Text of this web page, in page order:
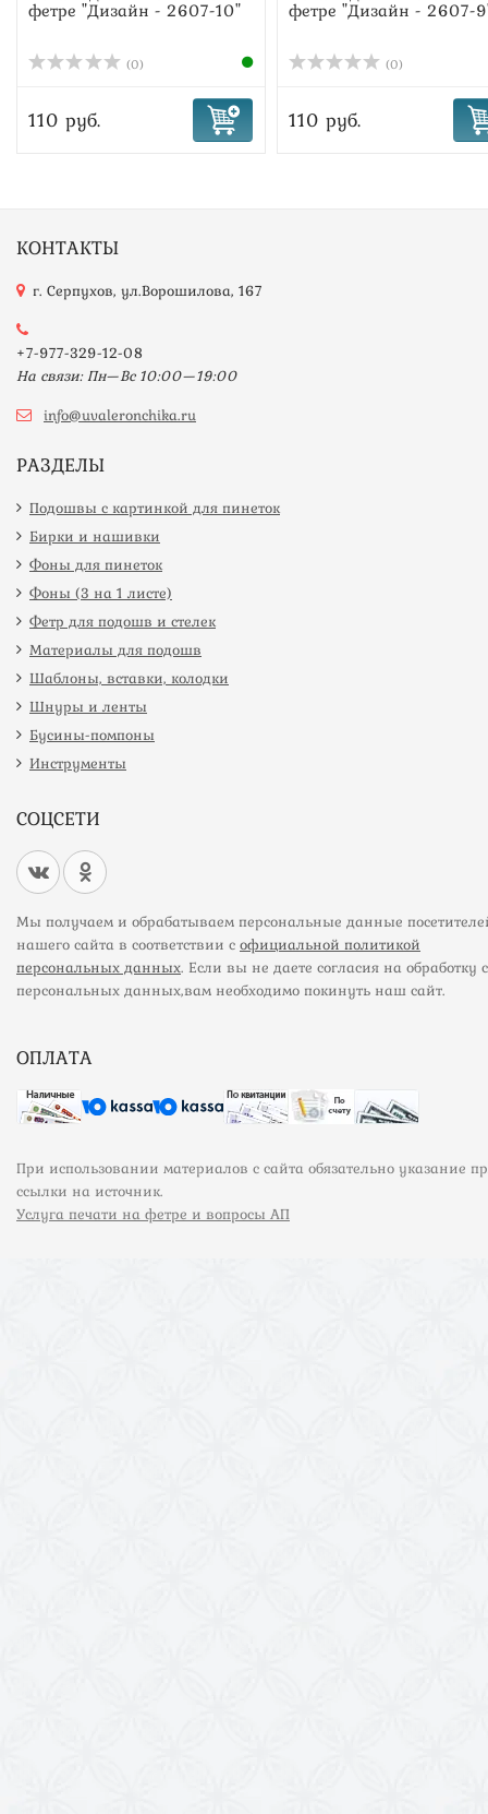
фетре "Дизайн - 2607-10"
(0)
110 руб.
фетре "Дизайн - 2607-
(0)
110 руб.
КОНТАКТЫ
г. Серпухов, ул.Ворошилова, 167
+7-977-329-12-08
На связи: Пн—Вс 10:00—19:00
info@uvaleronchika.ru
РАЗДЕЛЫ
Подошвы с картинкой для пинеток
Бирки и нашивки
Фоны для пинеток
Фоны (3 на 1 листе)
Фетр для подошв и стелек
Материалы для подошв
Шаблоны, вставки, колодки
Шнуры и ленты
Бусины-помпоны
Инструменты
СОЦСЕТИ
Мы получаем и обрабатываем персональные данные
нашего сайта в соответствии с официальной политикой
персональных данных. Если вы не даете согласия на обработку
персональных данных,вам необходимо покинуть наш сайт.
ОПЛАТА
При использовании материалов с сайта обязательно указание
ссылки на источник.
Услуга печати на фетре и вопросы АП